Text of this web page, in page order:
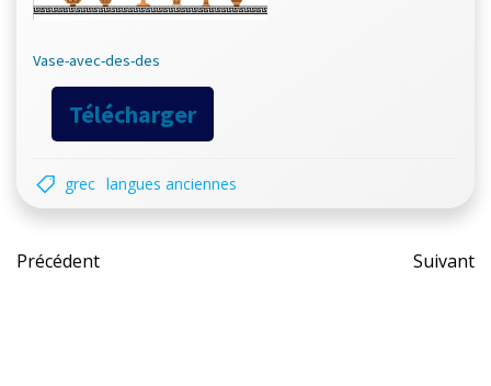
Vase-avec-des-des
Télécharger
grec langues anciennes
Post
Précédent Suivant